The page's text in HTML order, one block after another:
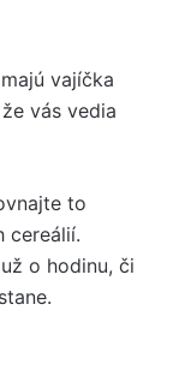
majú vajíčka
vás vedia
to
cereálií.
o hodinu, či